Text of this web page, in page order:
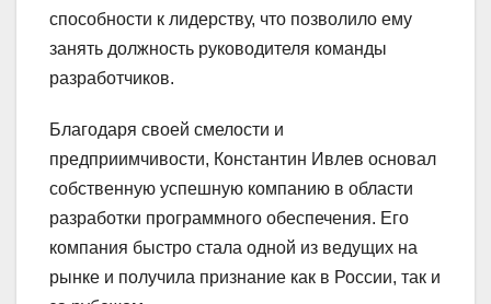
способности к лидерству, что позволило ему
занять должность руководителя команды
разработчиков.
Благодаря своей смелости и
предприимчивости, Константин Ивлев основал
собственную успешную компанию в области
разработки программного обеспечения. Его
компания быстро стала одной из ведущих на
рынке и получила признание как в России, так и